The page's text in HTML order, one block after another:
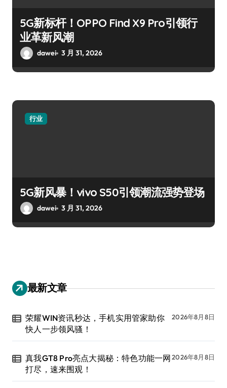
5G新标杆！OPPO Find X9 Pro引领行
业革新风潮
dawei 3 月 31, 2026
行业
5G新风暴！vivo S50引领潮流强势登场
dawei 3 月 31, 2026
最新文章
荣耀WIN资讯秒达，手机实用管家助你
快人一步领风骚！
2026年8月8日
真我GT8 Pro亮点大揭秘：特色功能一网
打尽，速来围观！
2026年8月8日